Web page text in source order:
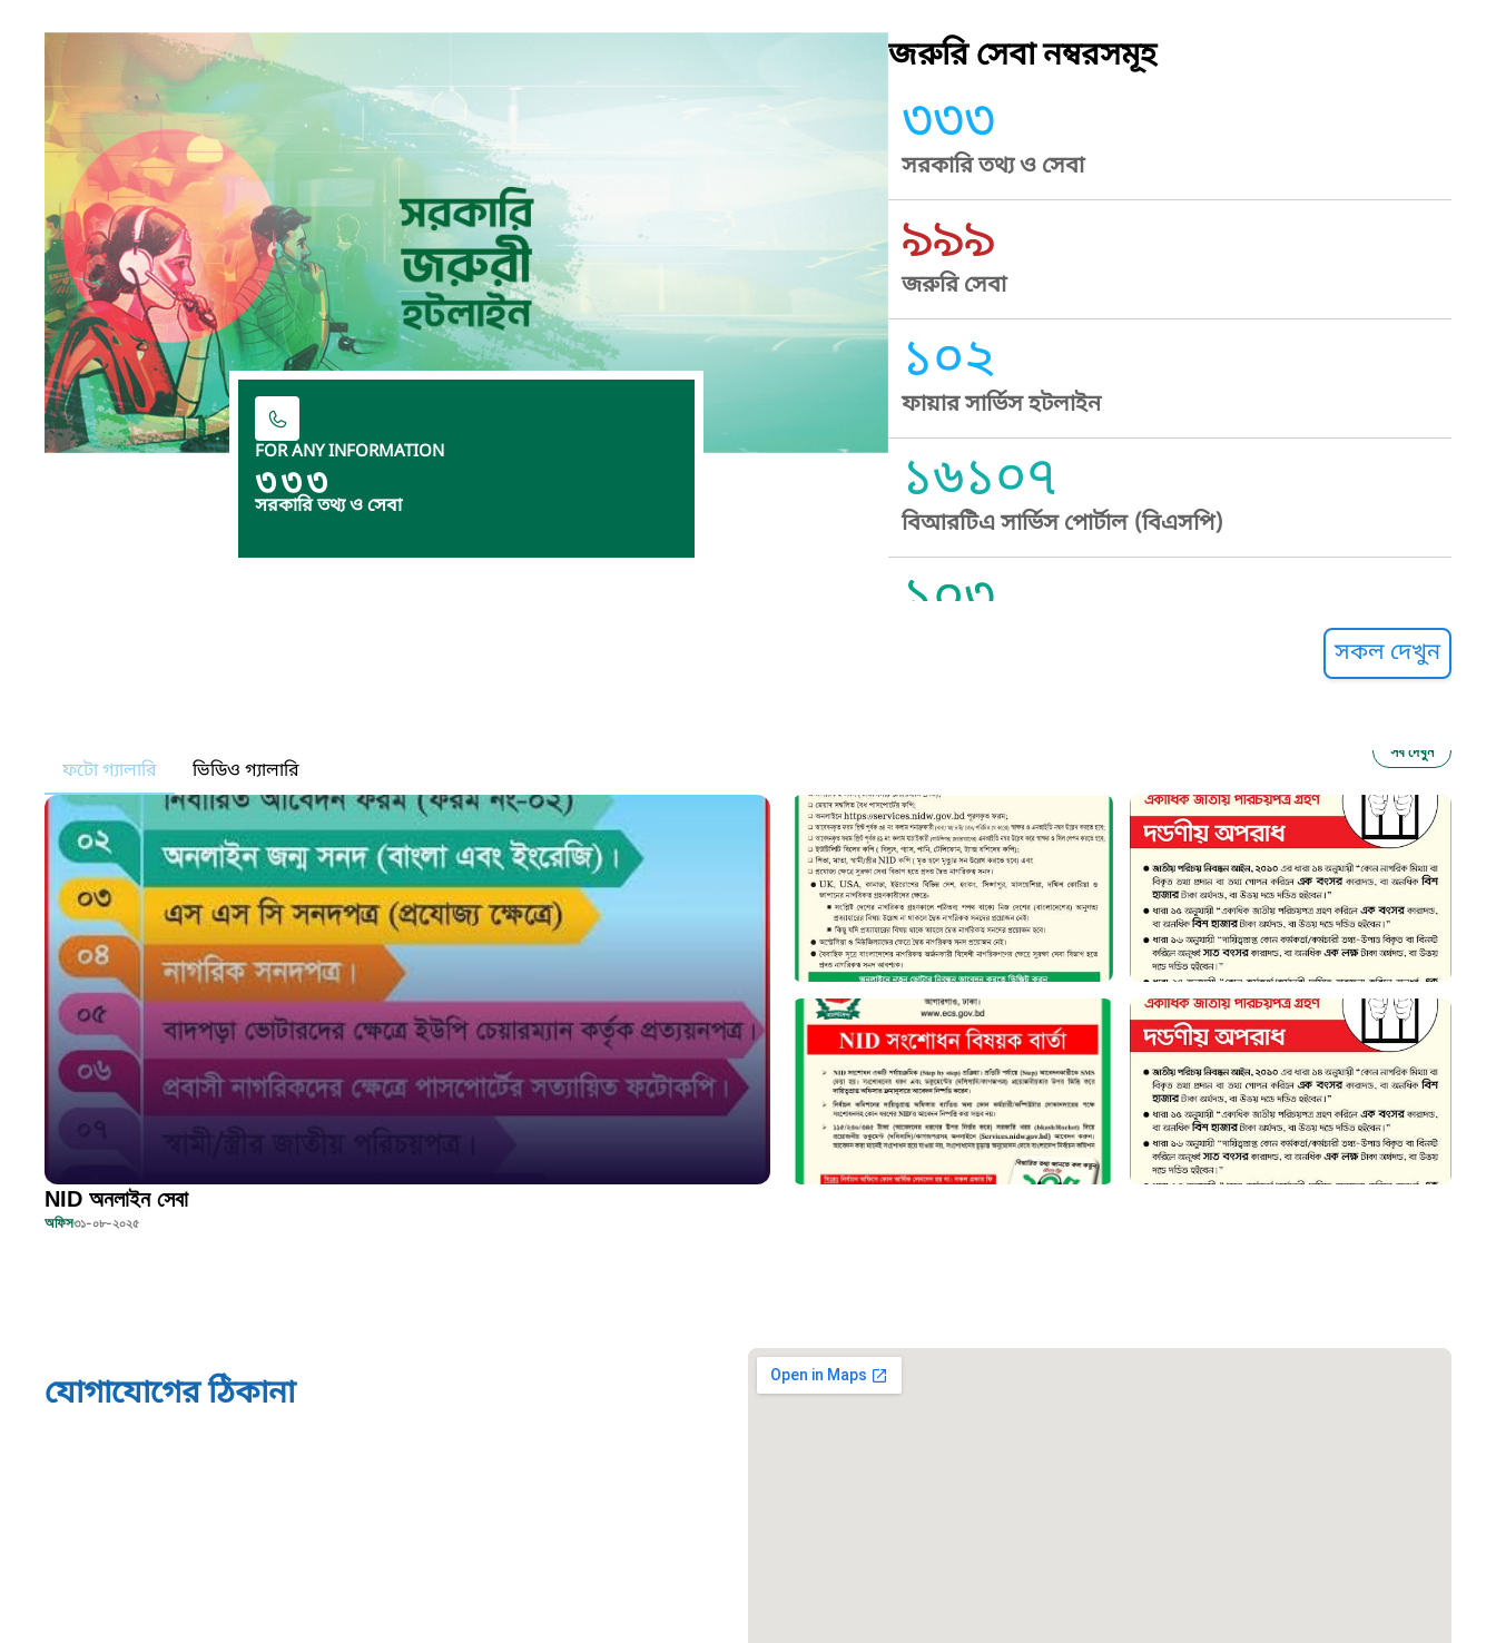
FOR ANY INFORMATION
৩৩৩
সরকারি তথ্য ও সেবা
জরুরি সেবা নম্বরসমূহ
৩৩৩
সরকারি তথ্য ও সেবা
৯৯৯
জরুরি সেবা
১০২
ফায়ার সার্ভিস হটলাইন
১৬১০৭
বিআরটিএ সার্ভিস পোর্টাল (বিএসপি)
১০৩
১০৬
দুদক
১০২
দুর্যোগের আগাম বার্তা
১৬১২২
স্মার্ট ভূমি সেবা
১০৯৮
বাংলাদেশ কর্মচারী কল্যাণ বোর্ড হটলাইন
সকল দেখুন
ফটো গ্যালারি ভিডিও গ্যালারি
সব দেখুন
NID অনলাইন সেবা
অফিস৩১-০৮-২০২৫
যোগাযোগের ঠিকানা